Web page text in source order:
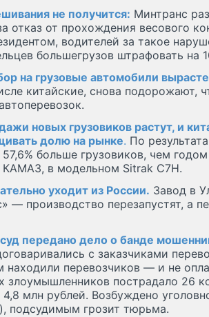
не получится: Минтранс
отказ от прохождения весового
водителей за такое
большегрузов штрафовать на
на грузовые автомобили
китайские, снова подорожают,
новых грузовиков растут, и
долю на рынке. По
больше грузовиков, чем
КАМАЗ, в модельном Sitrak C7H.
уходит из России. Завод в
— производство перезапустят, а
передано дело о банде
с заказчиками
находили перевозчиков — и не
злоумышленников пострадало 26
млн рублей. Возбуждено
подсудимым грозит тюрьма.